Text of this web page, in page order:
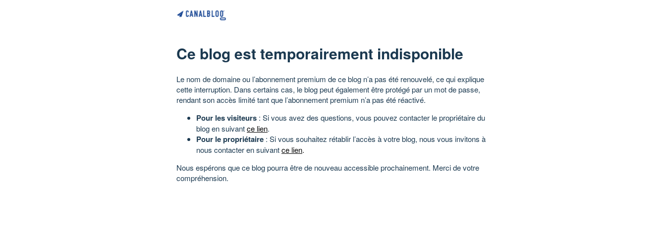
Ce blog est temporairement indisponible
Le nom de domaine ou l’abonnement premium de ce blog n’a pas été renouvelé, ce qui explique
cette interruption. Dans certains cas, le blog peut également être protégé par un mot de passe,
rendant son accès limité tant que l’abonnement premium n’a pas été réactivé.
Pour les visiteurs : Si vous avez des questions, vous pouvez contacter le propriétaire du
blog en suivantce lien.
Pour le propriétaire : Si vous souhaitez rétablir l’accès à votre blog, nous vous invitons à
nous contacter en suivantce lien.
Nous espérons que ce blog pourra être de nouveau accessible prochainement. Merci de votre
compréhension.